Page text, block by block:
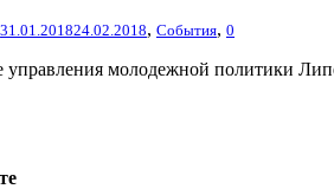
31.01.201824.02.2018, События, 0
управления молодежной политики